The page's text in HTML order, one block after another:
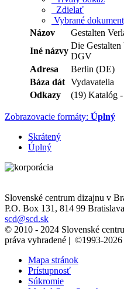
Zdielať
Vybrané
Názov
Gestalten
Iné názvy
Die Gestalten
DGV
Adresa
Berlin (DE)
Báza dát Vydavatelia
Odkazy
(19) Katalóg
Zobrazovacie formáty: Úplný
Skrátený
Úplný
Slovenské centrum dizajnu v
P.O. Box 131, 814 99 Bratislava
scd@scd.sk
© 2010 - 2024 Slovenské
práva vyhradené | ©1993-2026
Mapa stránok
Prístupnosť
Súkromie